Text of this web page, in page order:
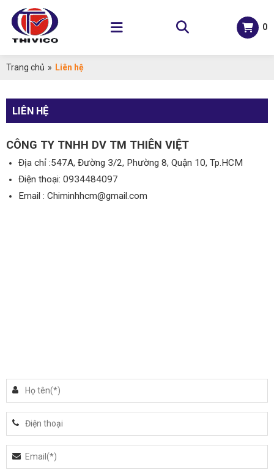
0
Trang chủ » Liên hệ
LIÊN HỆ
CÔNG TY TNHH DV TM THIÊN VIỆT
Địa chỉ :547A, Đường 3/2, Phường 8, Quận 10, Tp.HCM
Điện thoại: 0934484097
Email : Chiminhhcm@gmail.com